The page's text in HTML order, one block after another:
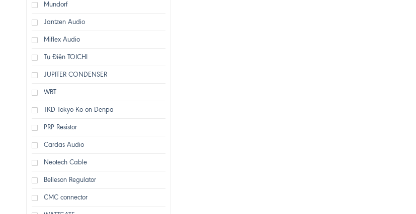
Mundorf
Jantzen Audio
Miflex Audio
Tụ Điện TOICHI
JUPITER CONDENSER
WBT
TKD Tokyo Ko-on Denpa
PRP Resistor
Cardas Audio
Neotech Cable
Belleson Regulator
CMC connector